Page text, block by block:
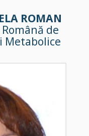
ROMAN
de
Metabolice